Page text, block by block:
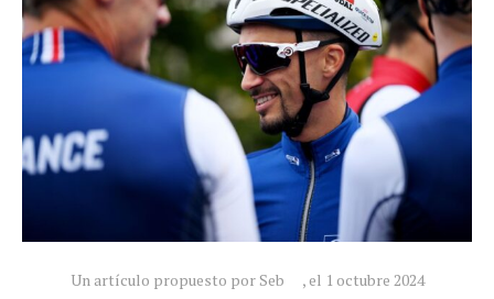
Un artículo propuesto por Seb , el 1 octubre 2024
Tecnologías
Revisión de productos
Artículos